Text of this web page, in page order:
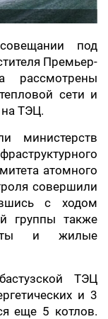
под
Премьер-
рассмотрены
сети и
ТЭЦ.
министерств
атомного
совершили
с ходом
группы также
и жилые
ТЭЦ
и 3
еще 5 котлов.